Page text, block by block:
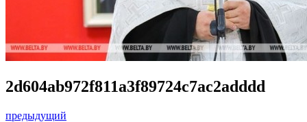
2d604ab972f811a3f89724c7ac2adddd
предыдущий